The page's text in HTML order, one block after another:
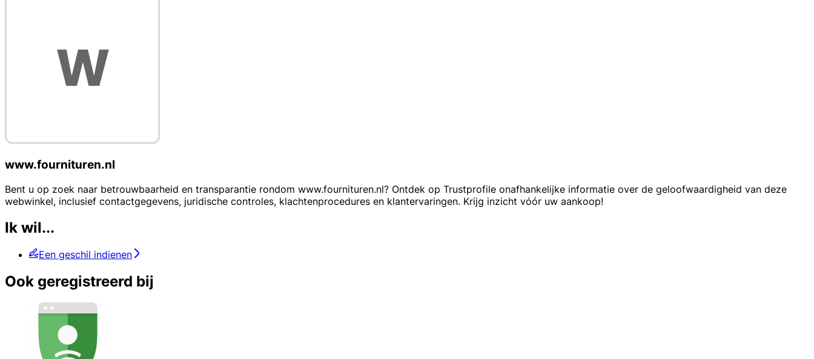
www.fournituren.nl
Bent u op zoek naar betrouwbaarheid en transparantie rondom www.fournituren.nl? Ontdek op Trustprofile onafhankelijke informatie over de geloofwaardigheid van deze
webwinkel, inclusief contactgegevens, juridische controles, klachtenprocedures en klantervaringen. Krijg inzicht vóór uw aankoop!
Ik wil...
Een geschil indienen
Ook geregistreerd bij